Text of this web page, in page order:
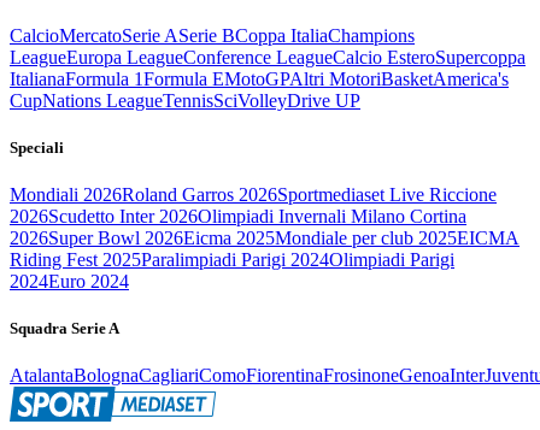
CalcioMercatoSerie ASerie BCoppa ItaliaChampions
LeagueEuropa LeagueConference LeagueCalcio EsteroSupercoppa
ItalianaFormula 1Formula EMotoGPAltri MotoriBasketAmerica's
CupNations LeagueTennisSciVolleyDrive UP
Speciali
Mondiali 2026Roland Garros 2026Sportmediaset Live Riccione
2026Scudetto Inter 2026Olimpiadi Invernali Milano Cortina
2026Super Bowl 2026Eicma 2025Mondiale per club 2025EICMA
Riding Fest 2025Paralimpiadi Parigi 2024Olimpiadi Parigi
2024Euro 2024
Squadra Serie A
AtalantaBolognaCagliariComoFiorentinaFrosinoneGenoaInter